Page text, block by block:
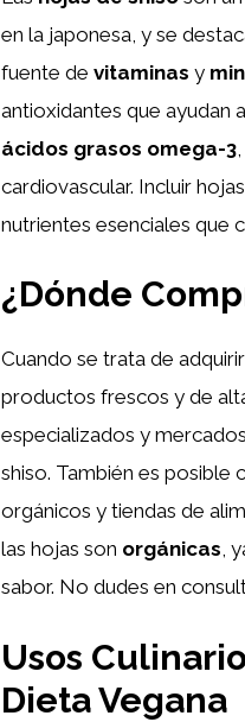
en la japonesa, y se
fuente de vitaminas y
antioxidantes que ayudan
ácidos grasos omega-3
cardiovascular. Incluir
nutrientes esenciales que
¿Dónde
Cuando se trata de adquirir
productos frescos y de
especializados y
shiso. También es
orgánicos y tiendas de
las hojas son orgánicas,
sabor. No dudes en
Usos
Dieta Vegana